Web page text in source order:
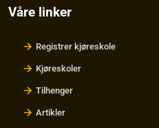
Våre linker
Registrer kjøreskole
Kjøreskoler
Tilhenger
Artikler